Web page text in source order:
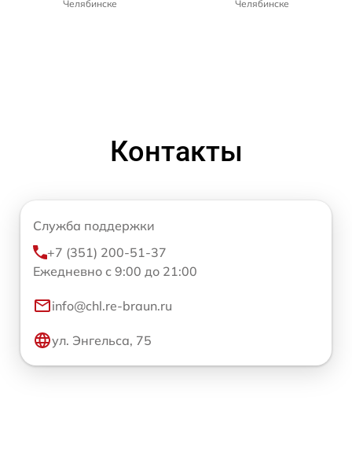
Челябинске
Челябинске
Контакты
Служба поддержки
+7 (351) 200-51-37
Ежедневно с 9:00 до 21:00
info@chl.re-braun.ru
ул. Энгельса, 75